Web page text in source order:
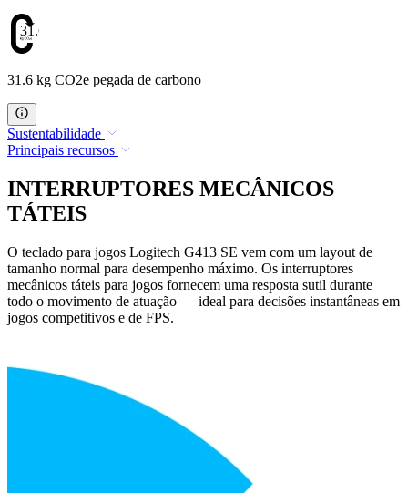
31.6
31.6 kg CO2e pegada de carbono
Sustentabilidade
Principais recursos
INTERRUPTORES MECÂNICOS
TÁTEIS
O teclado para jogos Logitech G413 SE vem com um layout de
tamanho normal para desempenho máximo. Os interruptores
mecânicos táteis para jogos fornecem uma resposta sutil durante
todo o movimento de atuação — ideal para decisões instantâneas em
jogos competitivos e de FPS.